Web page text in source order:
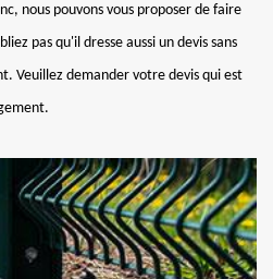
nous pouvons vous proposer de faire
pas qu'il dresse aussi un devis sans
Veuillez demander votre devis qui est